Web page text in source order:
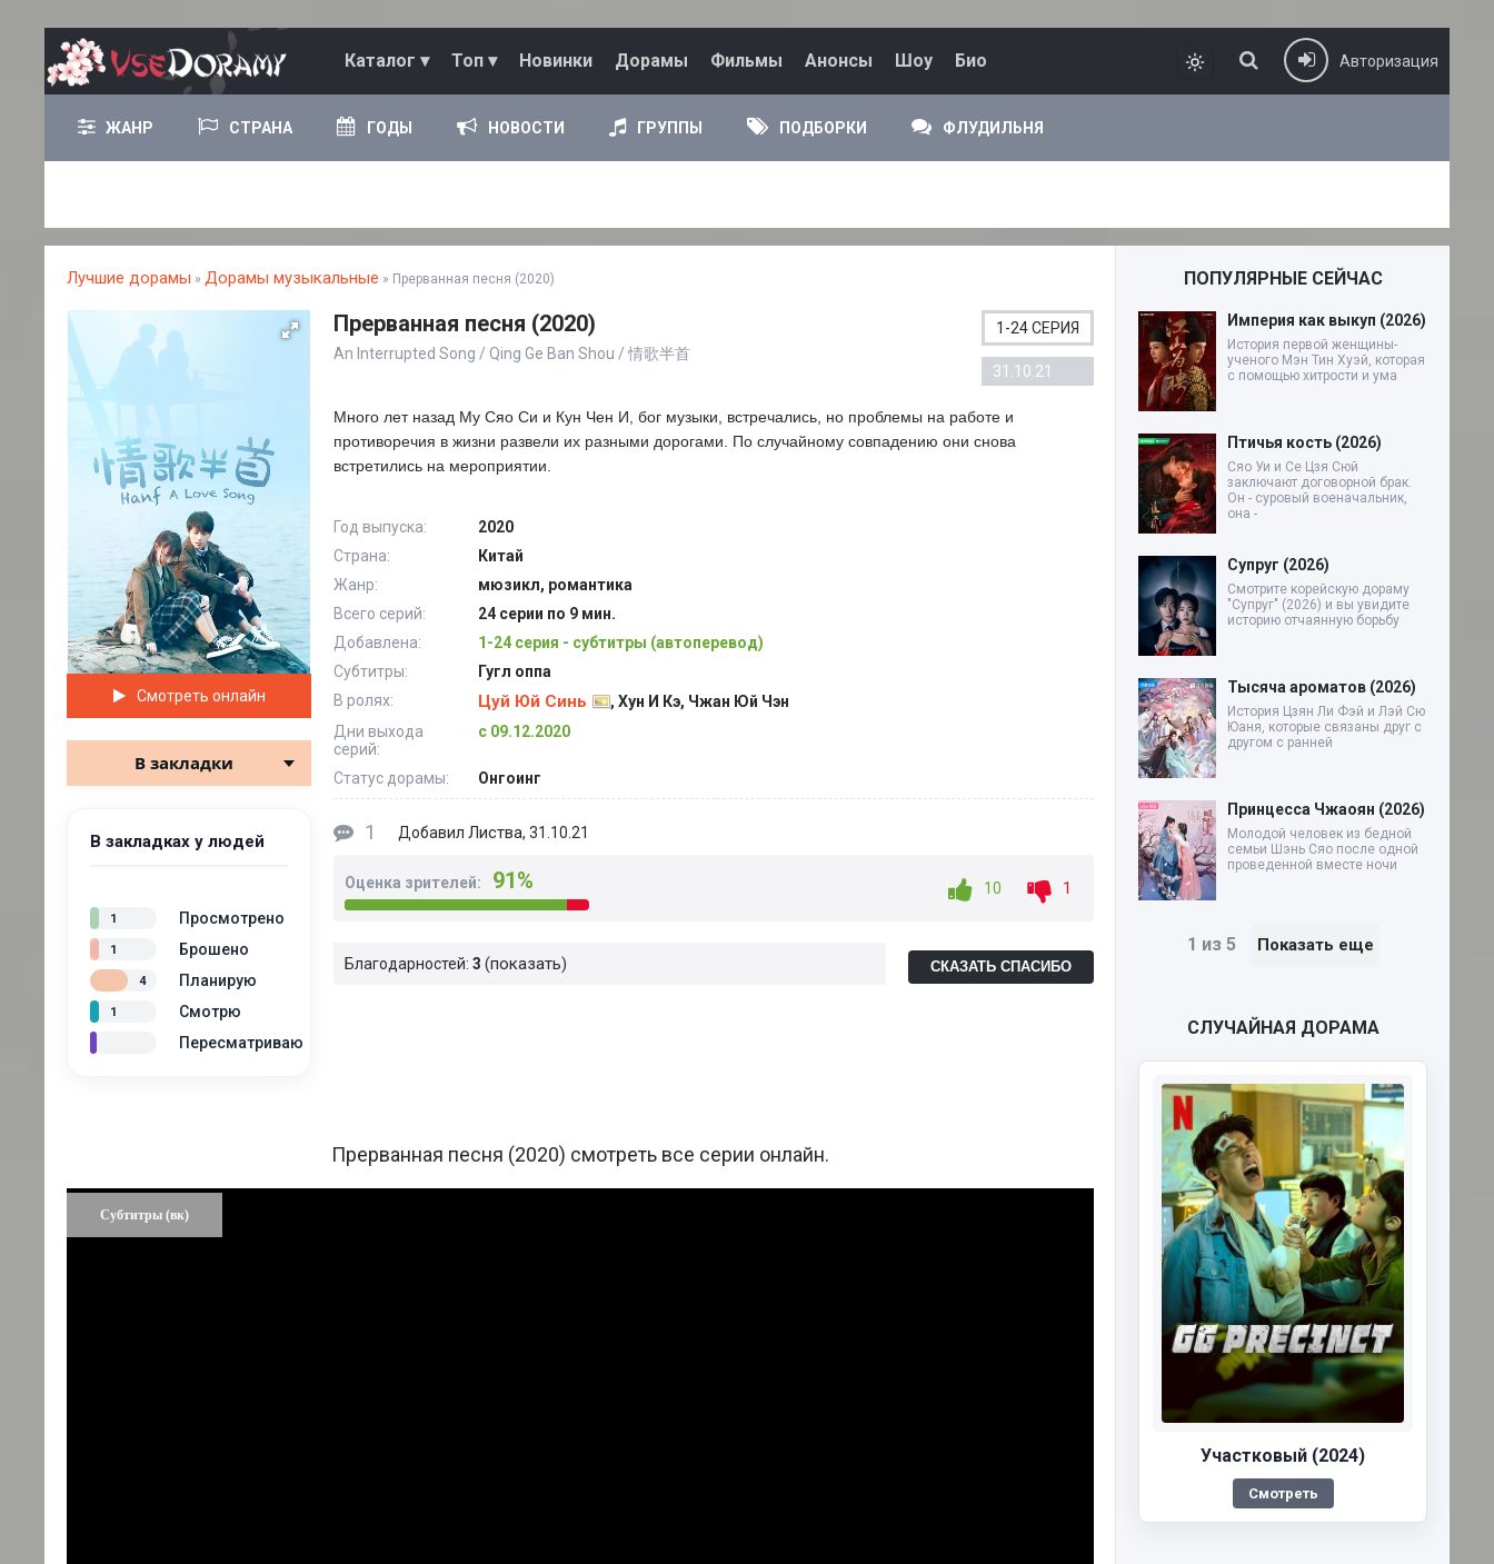
Каталог ▾ Топ ▾ Новинки Дорамы Фильмы Анонсы Шоу Био Авторизация
ЖАНР СТРАНА ГОДЫ НОВОСТИ ГРУППЫ ПОДБОРКИ ФЛУДИЛЬНЯ
Лучшие дорамы » Дорамы музыкальные » Прерванная песня (2020)
Смотреть онлайн
В закладки
В закладках у людей
Просмотрено
1
Брошено
1
Планирую
4
Смотрю
1
Пересматриваю
Прерванная песня (2020)
An Interrupted Song / Qing Ge Ban Shou / 情歌半首
1-24 СЕРИЯ
31.10.21
Много лет назад Му Сяо Си и Кун Чен И, бог музыки, встречались, но проблемы на работе и
противоречия в жизни развели их разными дорогами. По случайному совпадению они снова
встретились на мероприятии.
Год выпуска:
2020
Страна:
Китай
Жанр:
мюзикл, романтика
Всего серий:
24 серии по 9 мин.
Добавлена:
1-24 серия - субтитры (автоперевод)
Субтитры:
Гугл оппа
В ролях:
Цуй Юй Синь
, Хун И Кэ, Чжан Юй Чэн
Дни выхода
серий:
с 09.12.2020
Статус дорамы: Онгоинг
1 Добавил Листва, 31.10.21
Оценка зрителей: 91% 10 1
Благодарностей: 3 показать СКАЗАТЬ СПАСИБО
Прерванная песня (2020) смотреть все серии онлайн.
Субтитры (вк)
ПОПУЛЯРНЫЕ СЕЙЧАС
Империя как выкуп (2026)
История первой женщины-
ученого Мэн Тин Хуэй, которая
с помощью хитрости и ума
Птичья кость (2026)
Сяо Уи и Се Цзя Сюй
заключают договорной брак.
Он - суровый военачальник,
она -
Супруг (2026)
Смотрите корейскую дораму
"Супруг" (2026) и вы увидите
историю отчаянную борьбу
Тысяча ароматов (2026)
История Цзян Ли Фэй и Лэй Сю
Юаня, которые связаны друг с
другом с ранней
Принцесса Чжаоян (2026)
Молодой человек из бедной
семьи Шэнь Сяо после одной
проведенной вместе ночи
1 из 5 Показать еще
СЛУЧАЙНАЯ ДОРАМА
Участковый (2024)
Смотреть